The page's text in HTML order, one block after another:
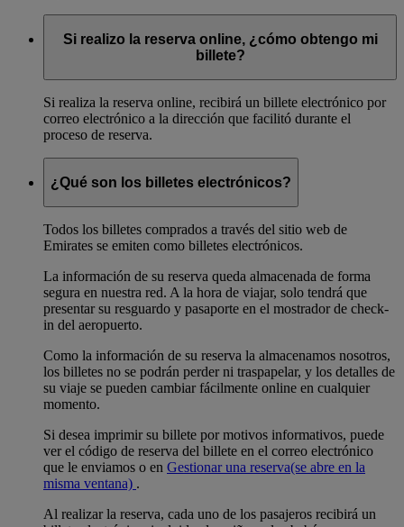
Si realizo la reserva online, ¿cómo obtengo mi
billete?
Si realiza la reserva online, recibirá un billete electrónico por
correo electrónico a la dirección que facilitó durante el
proceso de reserva.
¿Qué son los billetes electrónicos?
Todos los billetes comprados a través del sitio web de
Emirates se emiten como billetes electrónicos.
La información de su reserva queda almacenada de forma
segura en nuestra red. A la hora de viajar, solo tendrá que
presentar su resguardo y pasaporte en el mostrador de check-
in del aeropuerto.
Como la información de su reserva la almacenamos nosotros,
los billetes no se podrán perder ni traspapelar, y los detalles de
su viaje se pueden cambiar fácilmente online en cualquier
momento.
Si desea imprimir su billete por motivos informativos, puede
ver el código de reserva del billete en el correo electrónico
que le enviamos o en Gestionar una reserva(se abre en la
misma ventana) .
Al realizar la reserva, cada uno de los pasajeros recibirá un